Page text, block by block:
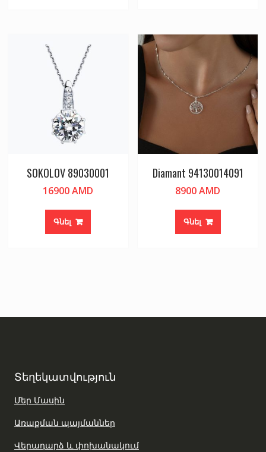
SOKOLOV 89030001
16900AMD
Գնել
Diamant 94130014091
8900AMD
Գնել
Տեղեկատվություն
Մեր Մասին
Առաքման պայմաններ
Վերադարձ և փոխանակում